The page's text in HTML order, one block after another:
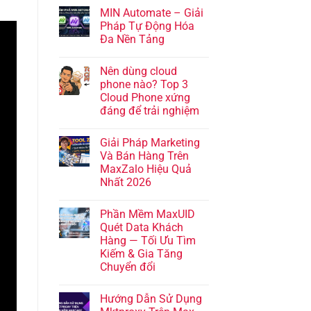
MIN Automate – Giải
Pháp Tự Động Hóa
Đa Nền Tảng
Nên dùng cloud
phone nào? Top 3
Cloud Phone xứng
đáng để trải nghiệm
Giải Pháp Marketing
Và Bán Hàng Trên
MaxZalo Hiệu Quả
Nhất 2026
Phần Mềm MaxUID
Quét Data Khách
Hàng — Tối Ưu Tìm
Kiếm & Gia Tăng
Chuyển đổi
Hướng Dẫn Sử Dụng